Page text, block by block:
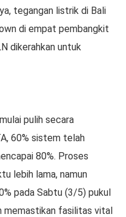
tegangan listrik di Bali
di empat pembangkit
dikerahkan untuk
pulih secara
60% sistem telah
80%. Proses
lebih lama, namun
pada Sabtu (3/5) pukul
memastikan fasilitas vital